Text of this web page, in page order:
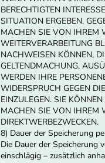
BERECHTIGTEN
SITUATION ERGEBEN,
MACHEN SIE VON IHREM
WEITERVERARBEITUNG
NACHWEISEN KÖNNEN,
GELTENDMACHUNG,
WERDEN IHRE
WIDERSPRUCH GEGEN
EINZULEGEN. SIE
MACHEN SIE VON IHREM
DIREKTWERBEZWECKEN.
8) Dauer der Speicherung
Die Dauer der Speicherung
einschlägig – zusätzlich